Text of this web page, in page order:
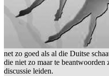
net zo goed als al die Duitse
die niet zo maar te
discussie leiden.